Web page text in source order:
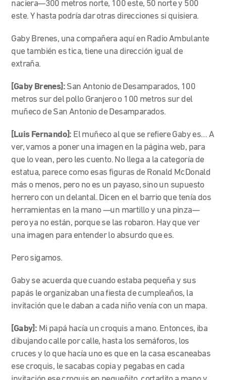
naciera—300 metros norte, 100 este, 50 norte y 500
este. Y hasta podría dar otras direcciones si quisiera.
Gaby Brenes, una compañera aquí en Radio Ambulante
que también es tica, tiene una dirección igual de
extraña.
[Gaby Brenes]: San Antonio de Desamparados, 100
metros sur del pollo Granjero o 100 metros sur del
muñeco de San Antonio de Desamparados.
[Luis Fernando]: El muñeco al que se refiere Gaby es… A
ver, vamos a poner una imagen en la página web, para
que lo vean, pero les cuento. No llega a la categoría de
estatua, parece como esas figuras de Ronald McDonald
más o menos, pero no es un payaso, sino un supuesto
herrero con un delantal. Dicen en el barrio que tenía dos
herramientas en la mano —un martillo y una pinza—
pero ya no están, porque se las robaron. Hay que ver
una imagen para entender lo absurdo que es.
Pero sigamos.
Gaby se acuerda que cuando estaba pequeña y sus
papás le organizaban una fiesta de cumpleaños, la
invitación que le daban a cada niño venía con un mapa.
[Gaby]: Mi papá hacía un croquis a mano. Entonces, iba
dibujando calle por calle, hasta los semáforos, los
cruces y lo que hacía uno es que en la casa escaneabas
ese croquis, le sacabas copia y pegabas en cada